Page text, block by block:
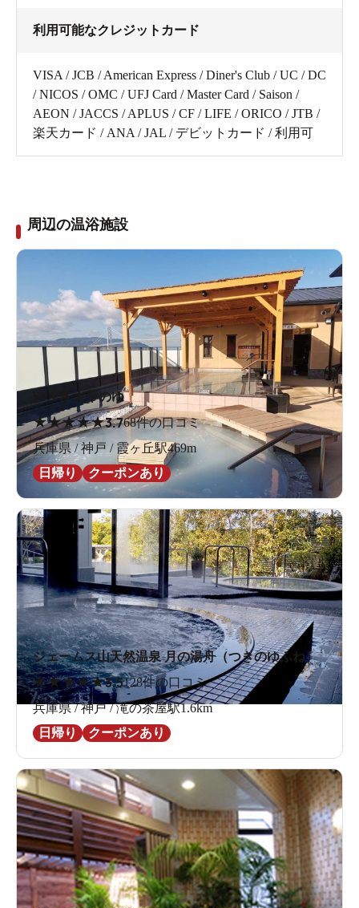
利用可能なクレジットカード
VISA / JCB / American Express / Diner's Club / UC / DC
/ NICOS / OMC / UFJ Card / Master Card / Saison /
AEON / JACCS / APLUS / CF / LIFE / ORICO / JTB /
楽天カード / ANA / JAL / デビットカード / 利用可
周辺の温浴施設
SPA専 太平のゆ
★★★★★3.768件の口コミ
兵庫県 / 神戸 / 霞ヶ丘駅469m
日帰り
クーポンあり
ジェームス山天然温泉 月の湯舟（つきのゆふね）
★★★★★3.5128件の口コミ
兵庫県 / 神戸 / 滝の茶屋駅1.6km
日帰り
クーポンあり